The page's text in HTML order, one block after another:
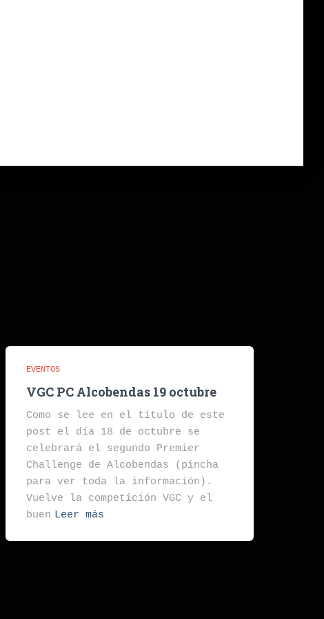
EVENTOS
VGC PC Alcobendas 19 octubre
Como se lee en el título de este
post el día 18 de octubre se
celebrará el segundo Premier
Challenge de Alcobendas (pincha
para ver toda la información).
Vuelve la competición VGC y el
buen Leer más